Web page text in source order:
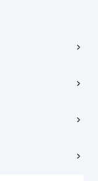
윈트리빌딩) B동 5층
층, 8층 미소
자에게 있습니다.